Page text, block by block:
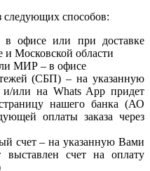
следующих способов:
в офисе или при доставке
и Московской области
МИР – в офисе
(СБП) – на указанную
или на Whats App придет
нашего банка (АО
оплаты заказа через
счет – на указанную Вами
выставлен счет на оплату